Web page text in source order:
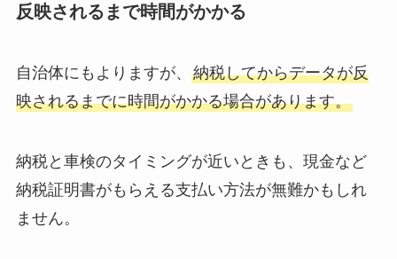
反映されるまで時間がかかる
自治体にもよりますが、 納税してからデータが反
映されるまでに時間がかかる場合があります。
納税と車検のタイミングが近いときも、現金など
納税証明書がもらえる支払い方法が無難かもしれ
ません。